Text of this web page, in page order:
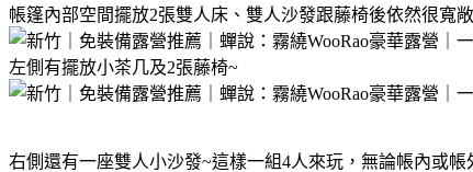
帳篷內部空間擺放2張雙人床、雙人沙發跟藤椅後依然很寬
左側有擺放小茶几及2張藤椅~
右側還有一座雙人小沙發~這樣一組4人來玩，無論帳內或帳